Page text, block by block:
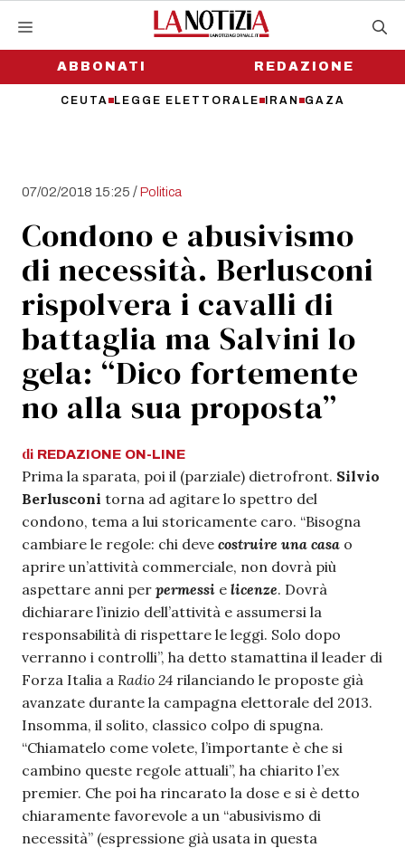
contenutoABBONATI
CEUTA LEGGE ELETTORALE IRAN GAZA
REDAZIONE
07/02/2018 15:25 /Politica
Condono e abusivismo
di necessità. Berlusconi
rispolvera i cavalli di
battaglia ma Salvini lo
gela: “Dico fortemente
no alla sua proposta”
di REDAZIONE ON-LINE
Prima la sparata, poi il (parziale) dietrofront. Silvio
Berlusconi torna ad agitare lo spettro del
condono, tema a lui storicamente caro. “Bisogna
cambiare le regole: chi deve costruire una casa o
aprire un’attività commerciale, non dovrà più
aspettare anni per permessi e licenze. Dovrà
dichiarare l’inizio dell’attività e assumersi la
responsabilità di rispettare le leggi. Solo dopo
verranno i controlli”, ha detto stamattina il leader di
Forza Italia a Radio 24 rilanciando le proposte già
avanzate durante la campagna elettorale del 2013.
Insomma, il solito, classico colpo di spugna.
“Chiamatelo come volete, l’importante è che si
cambino queste regole attuali”, ha chiarito l’ex
premier. Che poi ha rincarato la dose e si è detto
chiaramente favorevole a un “abusivismo di
necessità” (espressione già usata in questa